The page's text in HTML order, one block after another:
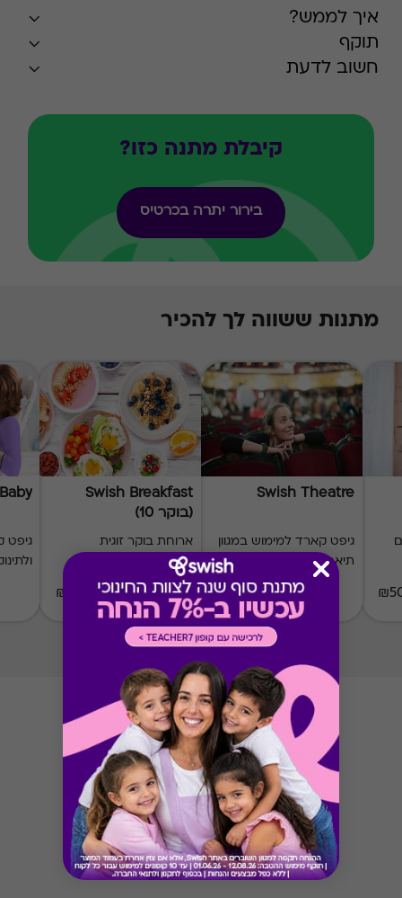
איך לממש?
תוקף
חשוב לדעת
קיבלת מתנה כזו?
בירור יתרה בכרטיס
מתנות ששווה לך להכיר
Swish Theatre
גיפט קארד למימוש במגוון
תיאטראות
₪50-₪500
Swish Breakfast
(בוקר 10)
ארוחת בוקר זוגית
במבחר מסעדות
גיפט